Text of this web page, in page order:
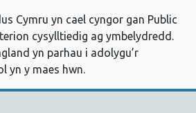
Cymru yn cael cyngor gan Public
cysylltiedig ag ymbelydredd.
yn parhau i adolygu’r
yn y maes hwn.